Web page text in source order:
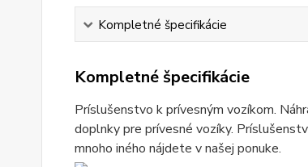
Kompletné špecifikácie
Kompletné špecifikácie
Príslušenstvo k prívesným vozíkom.
doplnky pre prívesné vozíky.
mnoho iného nájdete v našej ponuke.